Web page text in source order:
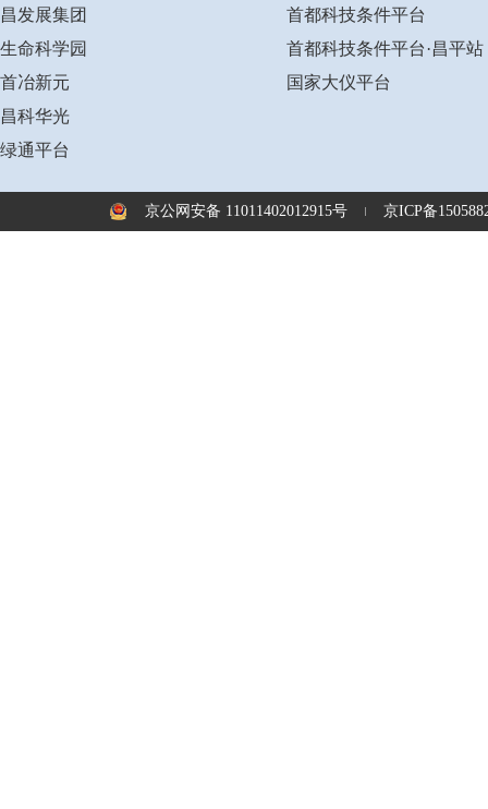
昌发展集团
生命科学园
首冶新元
昌科华光
绿通平台
首都科技条件平台
首都科技条件平台·昌平站
国家大仪平台
京公网安备 11011402012915号 京ICP备